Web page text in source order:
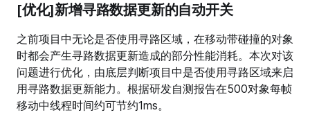
[优化]新增寻路数据更新的自动开关
之前项目中无论是否使用寻路区域，在移动带碰撞的对象
时都会产生寻路数据更新造成的部分性能消耗。本次对该
问题进行优化，由底层判断项目中是否使用寻路区域来启
用寻路数据更新能力。根据研发自测报告在500对象每帧
移动中线程时间约可节约1ms。